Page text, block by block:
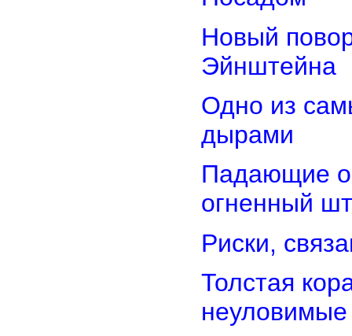
Новый
Эйнштейна
Одно из
дырами
Падающие
огненный
Риски,
Толстая